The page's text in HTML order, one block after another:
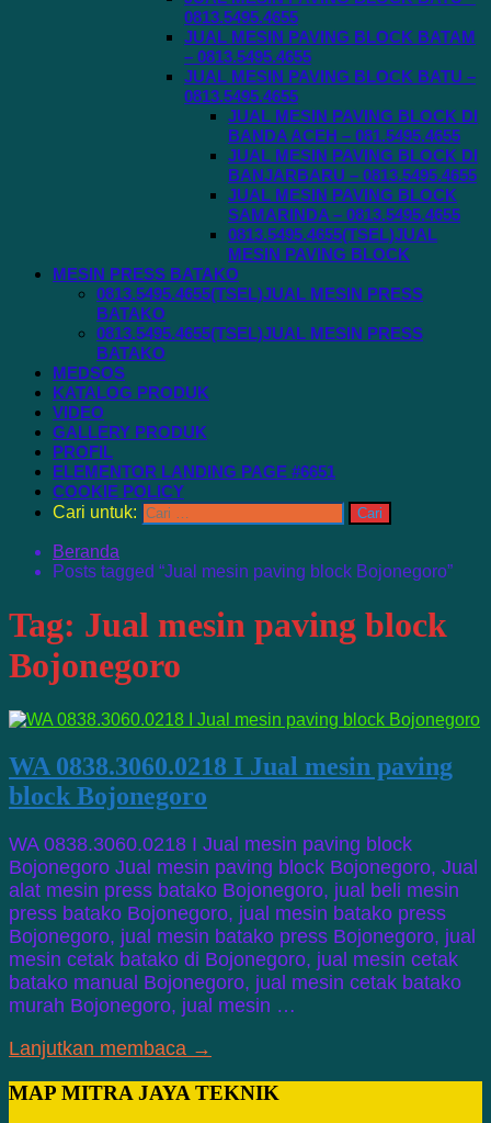
0813.5495.4655
JUAL MESIN PAVING BLOCK BATAM
– 0813.5495.4655
JUAL MESIN PAVING BLOCK BATU –
0813.5495.4655
JUAL MESIN PAVING BLOCK DI
BANDA ACEH – 081.5495.4655
JUAL MESIN PAVING BLOCK DI
BANJARBARU – 0813.5495.4655
JUAL MESIN PAVING BLOCK
SAMARINDA – 0813.5495.4655
0813.5495.4655(TSEL)JUAL
MESIN PAVING BLOCK
MESIN PRESS BATAKO
0813.5495.4655(TSEL)JUAL MESIN PRESS
BATAKO
0813.5495.4655(TSEL)JUAL MESIN PRESS
BATAKO
MEDSOS
KATALOG PRODUK
VIDEO
GALLERY PRODUK
PROFIL
ELEMENTOR LANDING PAGE #6651
COOKIE POLICY
Cari untuk:
Beranda
Posts tagged “Jual mesin paving block Bojonegoro”
Tag: Jual mesin paving block
Bojonegoro
WA 0838.3060.0218 I Jual mesin paving
block Bojonegoro
WA 0838.3060.0218 I Jual mesin paving block
Bojonegoro Jual mesin paving block Bojonegoro, Jual
alat mesin press batako Bojonegoro, jual beli mesin
press batako Bojonegoro, jual mesin batako press
Bojonegoro, jual mesin batako press Bojonegoro, jual
mesin cetak batako di Bojonegoro, jual mesin cetak
batako manual Bojonegoro, jual mesin cetak batako
murah Bojonegoro, jual mesin …
Lanjutkan membaca →
MAP MITRA JAYA TEKNIK